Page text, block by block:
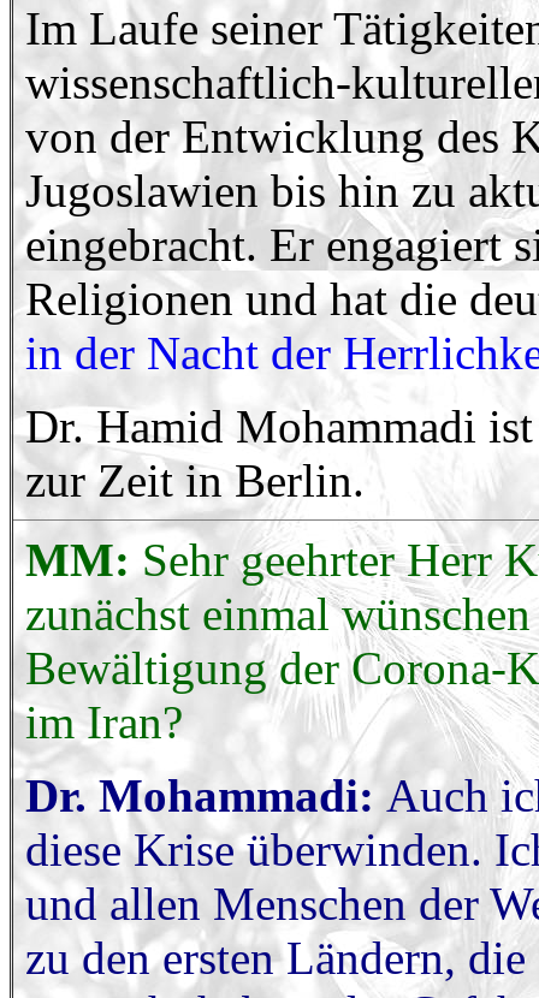
Im Laufe seiner
wissenschaftlich-
von der Entwicklung des
Jugoslawien bis hin zu
eingebracht. Er engagiert
Religionen und hat die
in der Nacht der
Dr. Hamid Mohammadi
zur Zeit in Berlin.
MM: Sehr geehrter Herr
zunächst einmal
Bewältigung der Corona-
im Iran?
Dr. Mohammadi: Auch
diese Krise überwinden.
und allen Menschen der
zu den ersten Ländern,